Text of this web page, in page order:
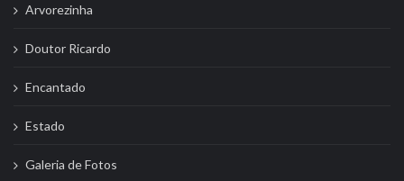
Arvorezinha
Doutor Ricardo
Encantado
Estado
Galeria de Fotos